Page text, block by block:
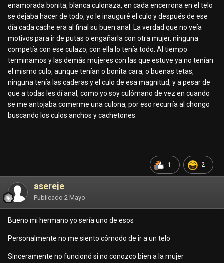
enamorada bonita, blanca culonaza, en cada encerrona en el telo
se dejaba hacer de todo, yo le inauguré el culo y después de ese
día cada cache era al final su buen anal. La verdad que no veía
motivos para ir de putas o engañarla con otra mujer, ninguna
competía con ese culazo, con ella lo tenía todo. Al tiempo
terminamos y las demás mujeres con las que estuve ya no tenían
el mismo culo, aunque tenían o bonita cara, o buenas tetas,
ninguna tenía las caderas y el culo de esa magnitud, y a pesar de
que a todas les dí anal, como yo soy culómano de vez en cuando
se me antojaba comerme una culona, por eso recurría al chongo
buscando los culos anchos y cachetones.
1 2
asereje
Publicado 2 Mayo
Bueno mi hermano yo sería uno de esos
Personalmente no me siento cómodo de ir a un telo
Sinceramente no funcionó si no conozco bien a la mujer